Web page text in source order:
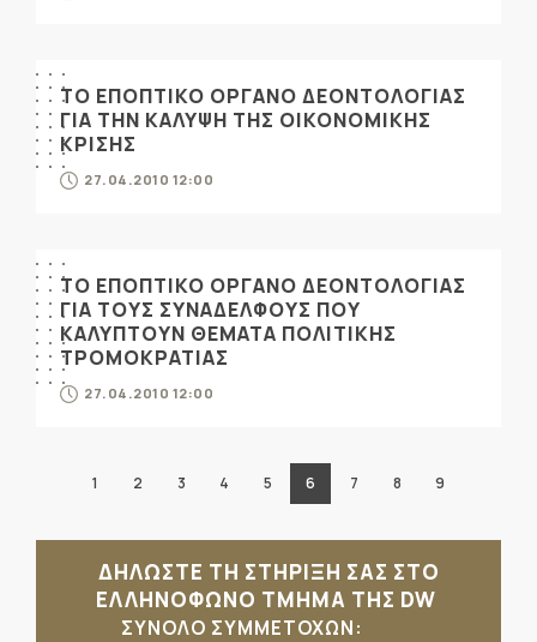
ΤΟ ΕΠΟΠΤΙΚΟ ΟΡΓΑΝΟ ΔΕΟΝΤΟΛΟΓΙΑΣ
ΓΙΑ ΤΗΝ ΚΑΛΥΨΗ ΤΗΣ ΟΙΚΟΝΟΜΙΚΗΣ
ΚΡΙΣΗΣ
27.04.2010 12:00
ΤΟ ΕΠΟΠΤΙΚΟ ΟΡΓΑΝΟ ΔΕΟΝΤΟΛΟΓΙΑΣ
ΓΙΑ ΤΟΥΣ ΣΥΝΑΔΕΛΦΟΥΣ ΠΟΥ
ΚΑΛΥΠΤΟΥΝ ΘΕΜΑΤΑ ΠΟΛΙΤΙΚΗΣ
ΤΡΟΜΟΚΡΑΤΙΑΣ
27.04.2010 12:00
1 2 3 4 5 6 7 8 9
ΔΗΛΩΣΤΕ ΤΗ ΣΤΗΡΙΞΗ ΣΑΣ ΣΤΟ
ΕΛΛΗΝΟΦΩΝΟ ΤΜΗΜΑ ΤΗΣ DW
ΣΥΝΟΛΟ ΣΥΜΜΕΤΟΧΩΝ: